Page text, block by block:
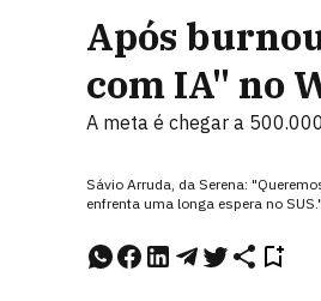
Após
com IA" no
A meta é chegar a
Sávio Arruda, da Serena:
enfrenta uma longa espera no